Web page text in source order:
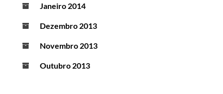
Janeiro 2014
Dezembro 2013
Novembro 2013
Outubro 2013